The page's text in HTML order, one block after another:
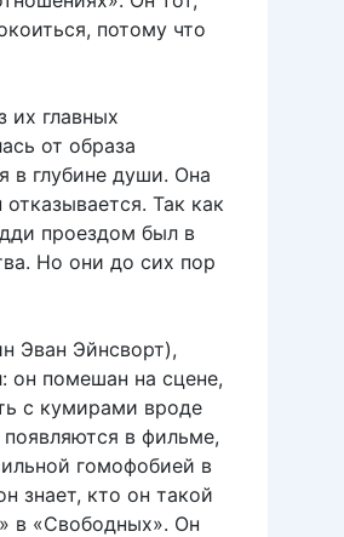
потому что
их главных
от образа
в глубине души. Она
Так как
проездом был в
Но они до сих пор
Эван Эйнсворт),
он помешан на сцене,
с кумирами вроде
в фильме,
гомофобией в
знает, кто он такой
в «Свободных». Он